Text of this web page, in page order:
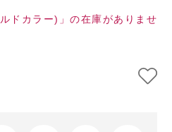
ドカラー)」の在庫がありませ